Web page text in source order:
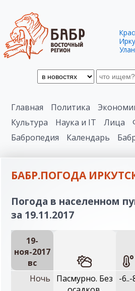
Главная Политика
Культура
Наука и IT Лица
Бабропедия
Календарь
БАБР.ПОГОДА
Погода в населенном
за 19.11.2017
19-
ноя-2017
вc
Ночь
Пасмурно. Без
-6..-